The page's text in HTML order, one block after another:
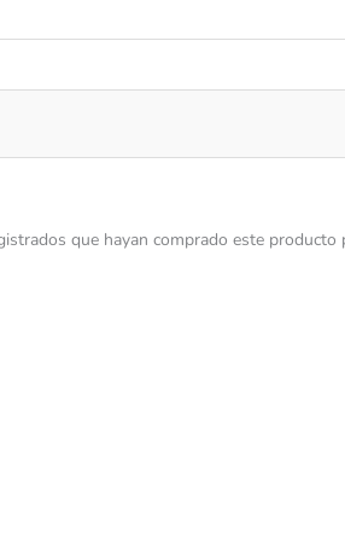
que hayan comprado este producto